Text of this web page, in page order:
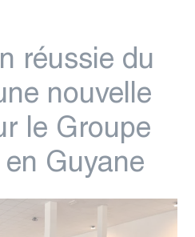
réussie du
nouvelle
le Groupe
Guyane